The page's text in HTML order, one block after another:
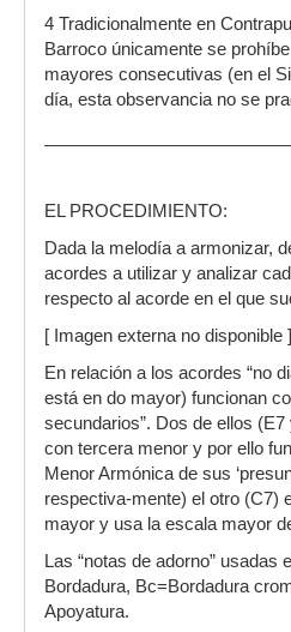
4 Tradicionalmente en
Barroco únicamente se
mayores consecutivas (en el
día, esta observancia no se
EL PROCEDIMIENTO:
Dada la melodía a armonizar,
acordes a utilizar y analizar
respecto al acorde en el que
[ Imagen externa no disponible ]
En relación a los acordes “no
está en do mayor) funcionan
secundarios”. Dos de ellos
con tercera menor y por ello
Menor Armónica de sus
respectiva-mente) el otro (C7)
mayor y usa la escala mayor
Las “notas de adorno” usadas
Bordadura, Bc=Bordadura
Apoyatura.